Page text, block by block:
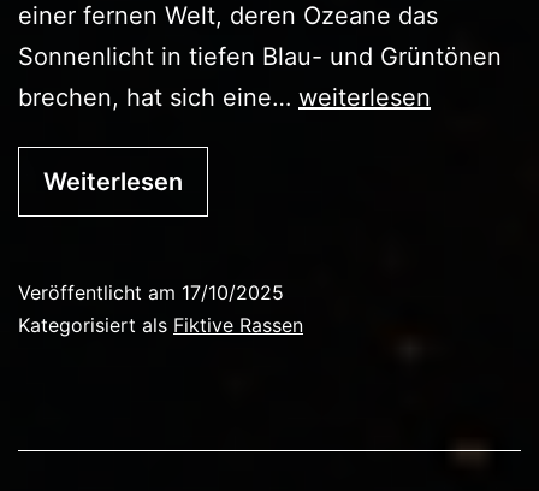
einer fernen Welt, deren Ozeane das
Sonnenlicht in tiefen Blau- und Grüntönen
brechen, hat sich eine… Die
weiterlesen
Weiterlesen
Veröffentlicht am 17/10/2025
Kategorisiert als Fiktive Rassen